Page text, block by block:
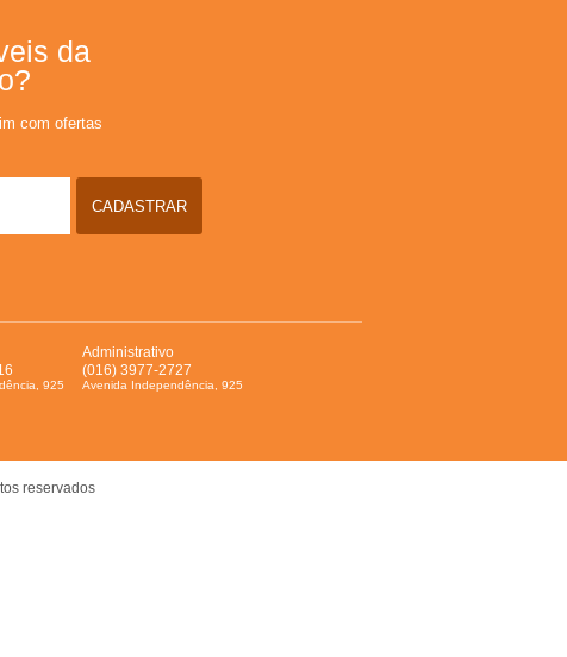
da
com ofertas
CADASTRAR
925
Administrativo
(016) 3977-2727
Avenida Independência, 925
reservados